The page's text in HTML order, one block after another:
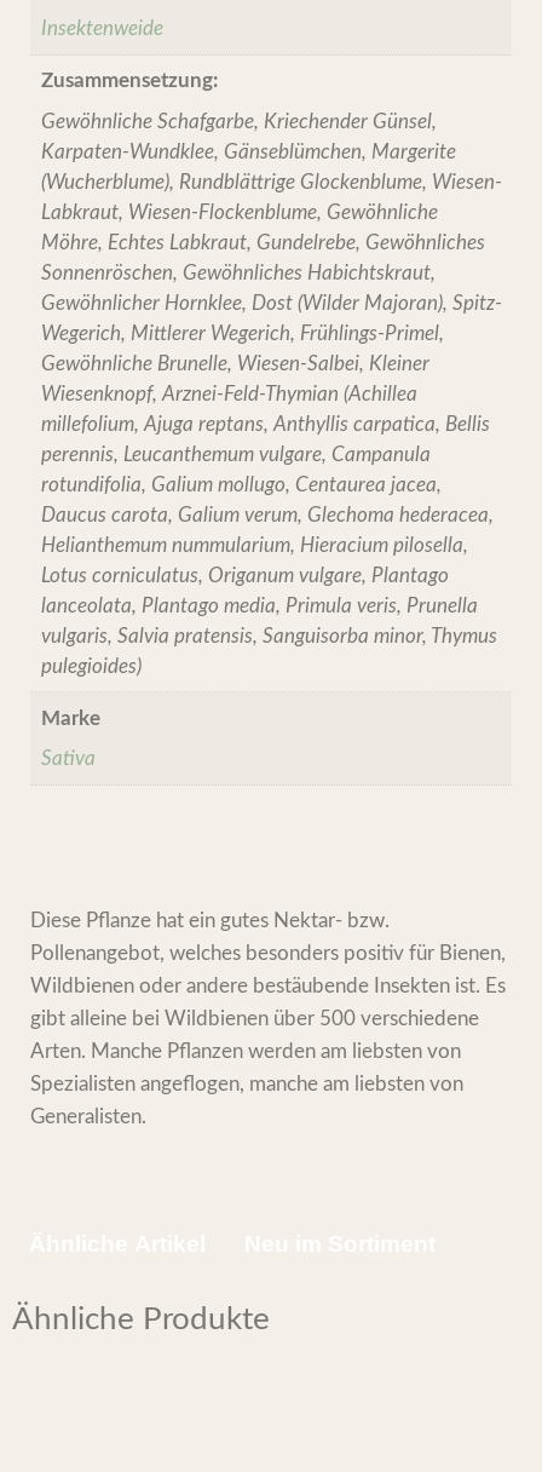
Insektenweide
Zusammensetzung:
Gewöhnliche Schafgarbe, Kriechender Günsel,
Karpaten-Wundklee, Gänseblümchen, Margerite
(Wucherblume), Rundblättrige Glockenblume, Wiesen-
Labkraut, Wiesen-Flockenblume, Gewöhnliche
Möhre, Echtes Labkraut, Gundelrebe, Gewöhnliches
Sonnenröschen, Gewöhnliches Habichtskraut,
Gewöhnlicher Hornklee, Dost (Wilder Majoran), Spitz-
Wegerich, Mittlerer Wegerich, Frühlings-Primel,
Gewöhnliche Brunelle, Wiesen-Salbei, Kleiner
Wiesenknopf, Arznei-Feld-Thymian (Achillea
millefolium, Ajuga reptans, Anthyllis carpatica, Bellis
perennis, Leucanthemum vulgare, Campanula
rotundifolia, Galium mollugo, Centaurea jacea,
Daucus carota, Galium verum, Glechoma hederacea,
Helianthemum nummularium, Hieracium pilosella,
Lotus corniculatus, Origanum vulgare, Plantago
lanceolata, Plantago media, Primula veris, Prunella
vulgaris, Salvia pratensis, Sanguisorba minor, Thymus
pulegioides)
Marke
Sativa
Diese Pflanze hat ein gutes Nektar- bzw.
Pollenangebot, welches besonders positiv für Bienen,
Wildbienen oder andere bestäubende Insekten ist. Es
gibt alleine bei Wildbienen über 500 verschiedene
Arten. Manche Pflanzen werden am liebsten von
Spezialisten angeflogen, manche am liebsten von
Generalisten.
Ähnliche Produkte